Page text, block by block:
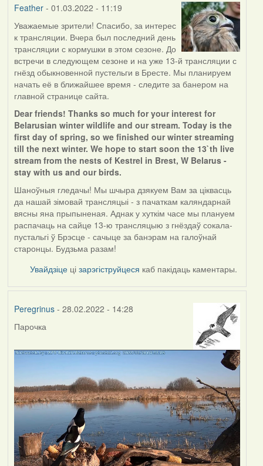
Feather- 01.03.2022 - 11:19
Уважаемые зрители! Спасибо, за интерес
к трансляции. Вчера был последний день
трансляции с кормушки в этом сезоне. До
встречи в следующем сезоне и на уже 13-й трансляции с
гнёзд обыкновенной пустельги в Бресте. Мы планируем
начать её в ближайшее время - следите за банером на
главной странице сайта.
Dear friends! Thanks so much for your interest for
Belarusian winter wildlife and our stream. Today is the
first day of spring, so we finished our winter streaming
till the next winter. We hope to start soon the 13`th live
stream from the nests of Kestrel in Brest, W Belarus -
stay with us and our birds.
Шаноўныя гледачы! Мы шчыра дзякуем Вам за ціквасць
да нашай зімовай трансляцыі - з пачаткам каляндарнай
вясны яна прыпыненая. Аднак у хуткім часе мы плануем
распачаць на сайце 13-ю трансляцыю з гнёздаў сокала-
пустальгі ў Брэсце - сачыце за банэрам на галоўнай
старонцы. Будзьма разам!
Увайдзіце цізарэгіструйцеся каб пакідаць каментары.
Peregrinus- 28.02.2022 - 14:28
Парочка